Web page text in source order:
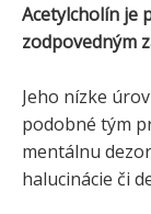
Acetylcholín je
zodpovedným
Jeho nízke
podobné tým
mentálnu
halucinácie či